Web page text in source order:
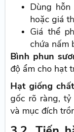
Dùng
hoặc giá
Giá thể
chứa nấm
Bình phun
độ ẩm cho hạt
Hạt giống
gốc rõ ràng, tỷ
và mục đích